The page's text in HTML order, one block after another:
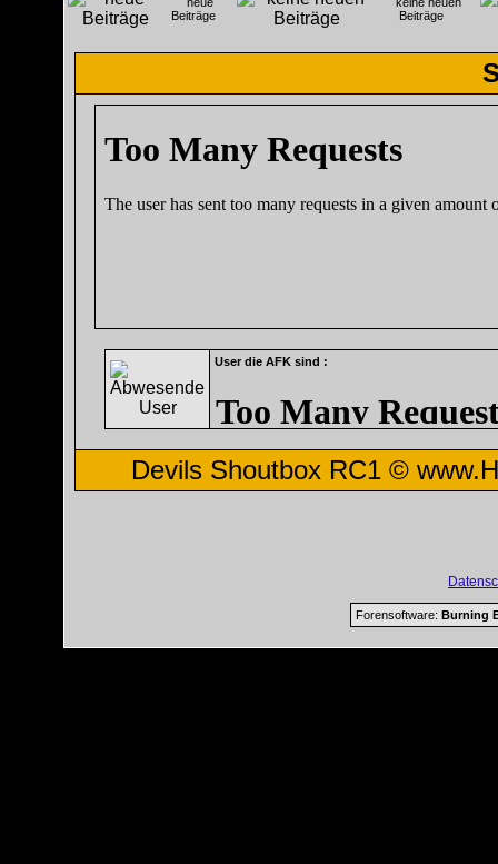
Beiträge
Beiträge
User die AFK sind :
Devils Shoutbox RC1 ©
Forensoftware: Burning